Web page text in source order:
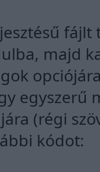
majd
egyszerű
(régi
kódot: